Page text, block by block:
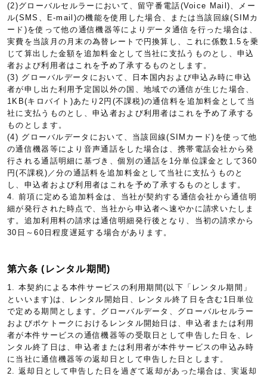
(2)グローバルセルラーにおいて、留守番電話(Voice Mail)、メー
ル(SMS、E-mail)の機能を使用した場合、または当該回線(SIMカ
ード)を使って他の通信機器等によりデータ通信を行った場合は、
実費を当該月の月末の為替レートで円換算し、これに係数1.5を乗
じて算出した金額を追加料金として当社に支払うものとし、申込
者および利用者はこれを予め了承するものとします。
(3) グローバルデータにおいて、日本国内および申込み時に申込
者が申し出た利用予定国以外の国、地域での通信が生じた場合、
1KB(キロバイト)あたり2円(不課税)の通信料を追加料金として当
社に支払うものとし、申込者および利用者はこれを予め了承する
ものとします。
(4) グローバルデータにおいて、当該回線(SIMカード)を使って他
の通信機器等により音声通話をした場合は、携帯電話会社から発
行される通話明細に基づき、個別の通話を1分単位課金として360
円(不課税)／分の通話料を追加料金として当社に支払うものと
し、申込者および利用者はこれを予め了承するものとします。
4. 前項に定める追加料金は、当社が契約する通信会社から通信明
細が発行された時点で、当社から申込者へ速やかに請求いたしま
す。追加利用料の請求は通信明細発行後となり、当初の請求から
30日～60日程度遅延する場合があります。
第六条 (レンタル期間)
1. 本契約による本件サービスの利用期間(以下「レンタル期間」
といいます)は、レンタル開始日、レンタル終了日を含む1日単位
で定める期間とします。グローバルデータ、グローバルセルラー
およびポケトークにおけるレンタル開始日は、申込者または利用
者が本件サービスの通信機器等の受取日として申告した日を、レ
ンタル終了日は、申込者または利用者が本件サービスの申込み時
に当社に通信機器等の返却日として申告した日とします。
2. 返却日として申告した日を過ぎて返却があった場合は、実返却